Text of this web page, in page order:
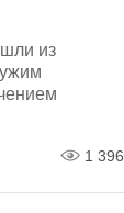
из
1 396